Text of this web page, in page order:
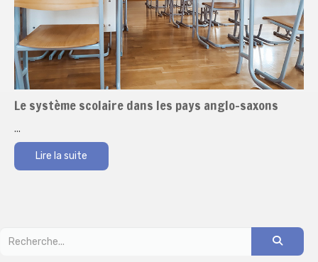
Le système scolaire dans les pays anglo-saxons
...
Lire la suite